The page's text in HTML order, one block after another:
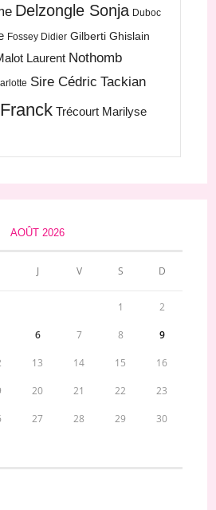
Delzongle Sonja Duboc
Fossey Didier Gilberti Ghislain
Laurent Nothomb
Sire Cédric Tackian
Trécourt Marilyse
AOÛT 2026
J V S D
1 2
6 7 8 9
13 14 15 16
20 21 22 23
27 28 29 30